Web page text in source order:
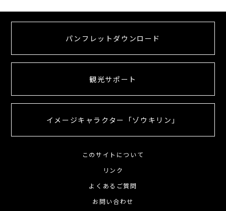
パンフレットダウンロード
観光サポート
イメージキャラクター「ゾウキリン」
このサイトについて
リンク
よくあるご質問
お問い合わせ